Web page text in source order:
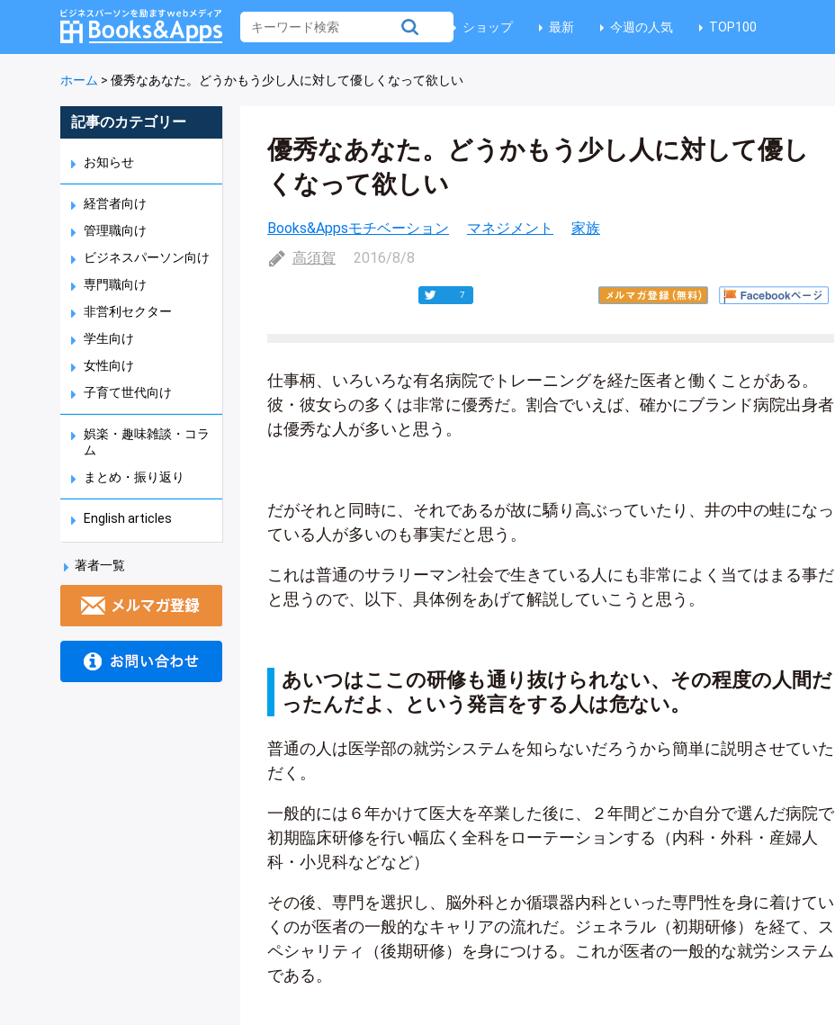
ショップ 最新 今週の人気 TOP100
ホーム > 優秀なあなた。どうかもう少し人に対して優しくなって欲しい
記事のカテゴリー
お知らせ
経営者向け
管理職向け
ビジネスパーソン向け
専門職向け
非営利セクター
学生向け
女性向け
子育て世代向け
娯楽・趣味雑談・コラ
ム
まとめ・振り返り
English articles
著者一覧
優秀なあなた。どうかもう少し人に対して優し
くなって欲しい
Books&Appsモチベーション マネジメント
家族
高須賀
2016/8/8
7
仕事柄、いろいろな有名病院でトレーニングを経た医者と働くことがある。
彼・彼女らの多くは非常に優秀だ。割合でいえば、確かにブランド病院出身者
は優秀な人が多いと思う。
だがそれと同時に、それであるが故に驕り高ぶっていたり、井の中の蛙になっ
ている人が多いのも事実だと思う。
これは普通のサラリーマン社会で生きている人にも非常によく当てはまる事だ
と思うので、以下、具体例をあげて解説していこうと思う。
あいつはここの研修も通り抜けられない、その程度の人間だ
ったんだよ、という発言をする人は危ない。
普通の人は医学部の就労システムを知らないだろうから簡単に説明させていた
だく。
一般的には６年かけて医大を卒業した後に、２年間どこか自分で選んだ病院で
初期臨床研修を行い幅広く全科をローテーションする（内科・外科・産婦人
科・小児科などなど）
その後、専門を選択し、脳外科とか循環器内科といった専門性を身に着けてい
くのが医者の一般的なキャリアの流れだ。ジェネラル（初期研修）を経て、ス
ペシャリティ（後期研修）を身につける。これが医者の一般的な就労システム
である。